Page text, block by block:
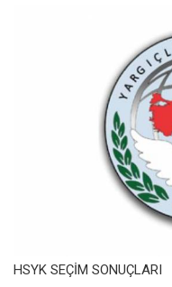
HSYK SEÇİM SONUÇLARI